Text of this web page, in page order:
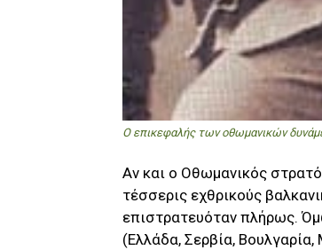
Ο επικεφαλής των οθωμανικών
Αν και ο Οθωμανικός
τέσσερις εχθρικούς
επιστρατευόταν πλήρως.
(Ελλάδα, Σερβία,